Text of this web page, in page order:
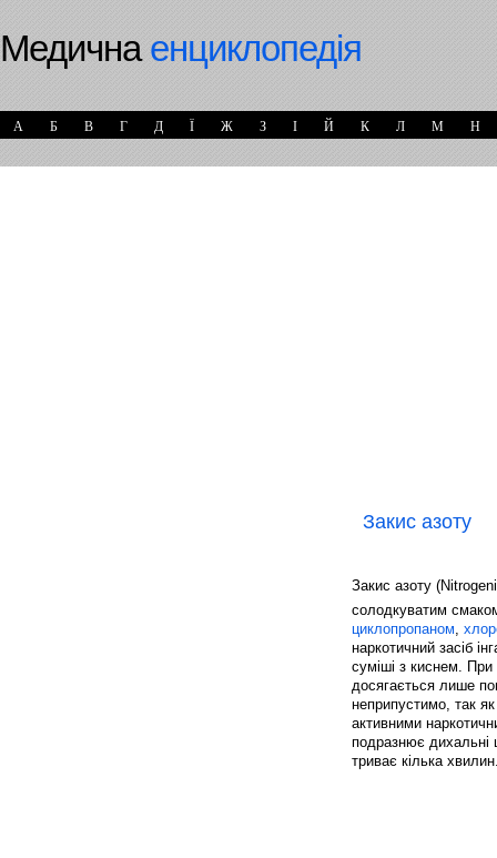
Медичнаенциклопедія
А Б В Г Д Ї Ж З І Й К Л М Н
Закис азоту
Закис азоту
солодкуватим
циклопропаном
наркотичний засіб
суміші з киснем. При
досягається лише
неприпустимо, так
активними
подразнює дихальні
триває кілька